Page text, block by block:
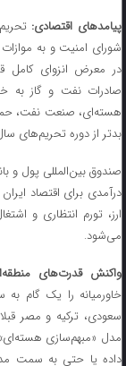
پیامد‌های اقتصادی:
شورای امنیت و به موازات
در معرض انزوای کامل
صادرات نفت و گاز به
هسته‌ای، صنعت نفت،
بدتر از دوره تحریم‌های سال‌های ۱۳۹۰ تا ۱۳۹۲
صندوق بین‌المللی پول و
درآمدی برای اقتصاد
ارز، تورم انتظاری و
می‌شود.
واکنش قدرت‌های
خاورمیانه را یک گام
سعودی، ترکیه و مصر قبلا
مدل «مبهم‌سازی
داده یا حتی به سمت